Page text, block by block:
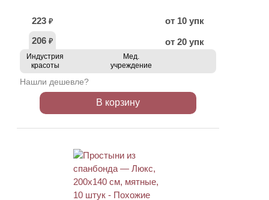
223 ₽
от 10 упк
206 ₽ от 20 упк
Индустрия
красоты
Мед.
учреждение
Нашли дешевле?
В корзину